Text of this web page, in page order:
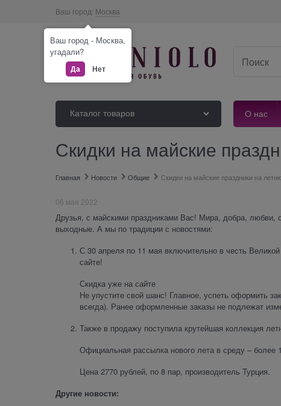
Ваш город: Москва
Каталог товаров О нас
Скидки на майские
Главная Новости Общие Скидки на майские праздники на
06 мая 2022
Друзья, с майскими праздниками Вас! Мира, добра, любви,
выходные. А мы по традиции с новостями:
С 30 апреля по 11 мая включительно в честь
сайте!
Скидка уже на сайте
Не упустите свой шанс! Главное, успеть оформить
всегда). Ранее оформленные заказы не подлежат
Также в продажу поступила крутейшая коллекция
Официальная рассылка нового лета в среду – более
Цена 2770 рублей, по 8 пар, производитель Турция.
Другие новости:
Ваш город - Москва,
угадали?
Да Нет